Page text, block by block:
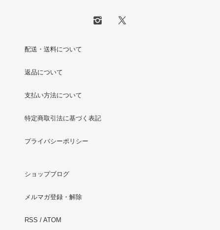
配送・送料について
返品について
支払い方法について
特定商取引法に基づく表記
プライバシーポリシー
ショップブログ
メルマガ登録・解除
RSS / ATOM